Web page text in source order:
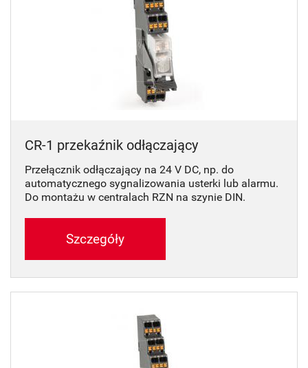
CR-1 przekaźnik odłączający
Przełącznik odłączający na 24 V DC, np. do
automatycznego sygnalizowania usterki lub alarmu.
Do montażu w centralach RZN na szynie DIN.
Szczegóły